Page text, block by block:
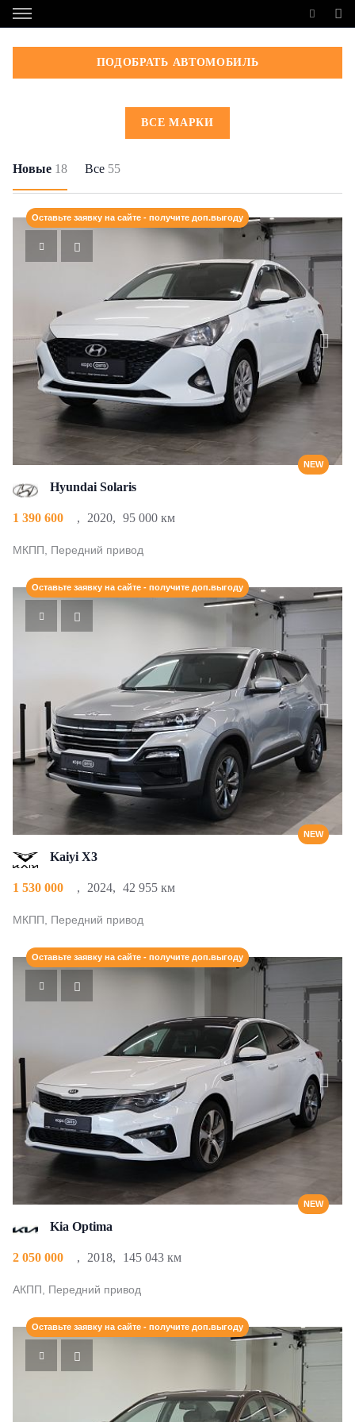
ПОДОБРАТЬ АВТОМОБИЛЬ
ВСЕ МАРКИ
Новые 18 Все 55
NEW
Оставьте заявку на сайте - получите доп.выгоду
Hyundai Solaris
1 390 600 , 2020, 95 000 км
МКПП, Передний привод
NEW
Оставьте заявку на сайте - получите доп.выгоду
Kaiyi X3
1 530 000 , 2024, 42 955 км
МКПП, Передний привод
NEW
Оставьте заявку на сайте - получите доп.выгоду
Kia Optima
2 050 000 , 2018, 145 043 км
АКПП, Передний привод
Оставьте заявку на сайте - получите доп.выгоду